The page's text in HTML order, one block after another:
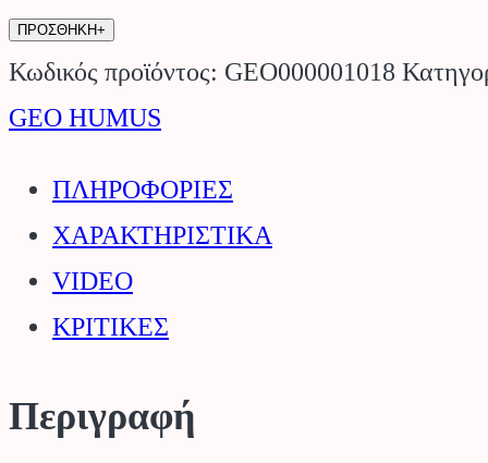
Μαγνήσιο
250ml
GEO
ποσότητα
ΠΡΟΣΘΗΚΗ+
Κωδικός προϊόντος: GEO000001018
GEO HUMUS
ΠΛΗΡΟΦΟΡΙΕΣ
ΧΑΡΑΚΤΗΡΙΣΤΙΚΑ
VIDEO
ΚΡΙΤΙΚΕΣ
Περιγραφή